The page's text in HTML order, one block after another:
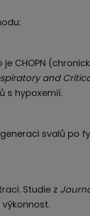
CHOPN
and
s hypoxemií.
svalů po
Studie z